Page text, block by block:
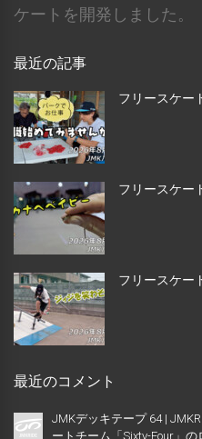
ケートを開発しました。
最近の記事
フリースケー
フリースケー
フリースケー
最近のコメント
JMKデッキテープ 64 |
ートチーム「Sixty-Four」の